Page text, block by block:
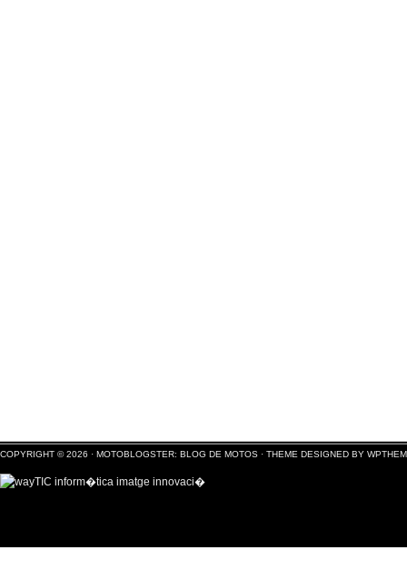
COPYRIGHT © 2026 · MOTOBLOGSTER: BLOG DE MOTOS · THEME DESIGNED BY